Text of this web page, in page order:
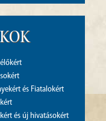
és Fiatalokért
és új hivatásokért